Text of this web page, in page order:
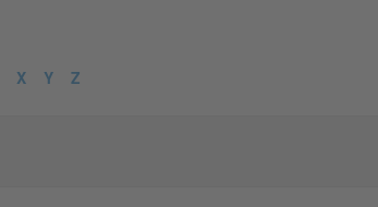
X Y Z